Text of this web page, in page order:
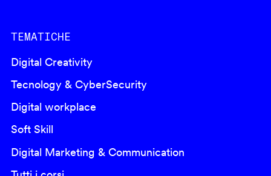
TEMATICHE
Digital Creativity
Tecnology & CyberSecurity
Digital workplace
Soft Skill
Digital Marketing & Communication